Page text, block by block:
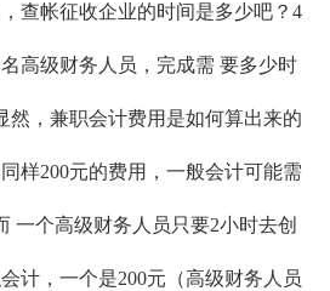
查帐征收企业的时间是多少吧？4
高级财务人员，完成需 要多少时
然，兼职会计费用是如何算出来的
样200元的费用，一般会计可能需
一个高级财务人员只要2小时去创
计，一个是200元（高级财务人员